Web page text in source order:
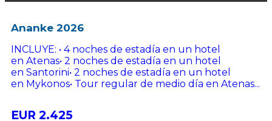
Ananke 2026
INCLUYE: • 4 noches de estadía en un hotel
en Atenas• 2 noches de estadía en un hotel
en Santorini• 2 noches de estadía en un hotel
en Mykonos• Tour regular de medio día en Atenas...
EUR 2.425